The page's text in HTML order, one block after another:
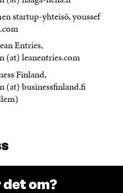
startup-yhteisö, youssef
Entries,
(at) leanentries.com
Finland,
(at) businessfinland.fi
om?